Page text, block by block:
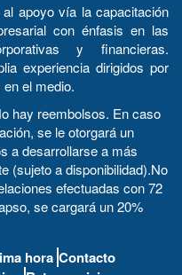
apoyo vía la capacitación
con énfasis en las
y financieras.
experiencia dirigidos por
el medio.
hay reembolsos. En caso
se le otorgará un
a desarrollarse a más
(sujeto a disponibilidad).No
efectuadas con 72
se cargará un 20%
hora Contacto